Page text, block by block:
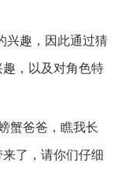
趣，因此通过猜
，以及对角色特
爸爸，瞧我长
了，请你们仔细